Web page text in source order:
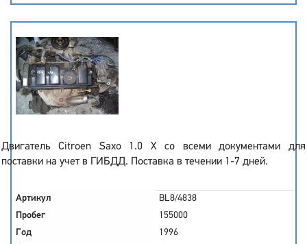
Двигатель Citroen Saxo 1.0 X со всеми документами для
поставки на учет в ГИБДД. Поставка в течении 1-7 дней.
Артикул
BL8/4838
Пробег
155000
Год
1996